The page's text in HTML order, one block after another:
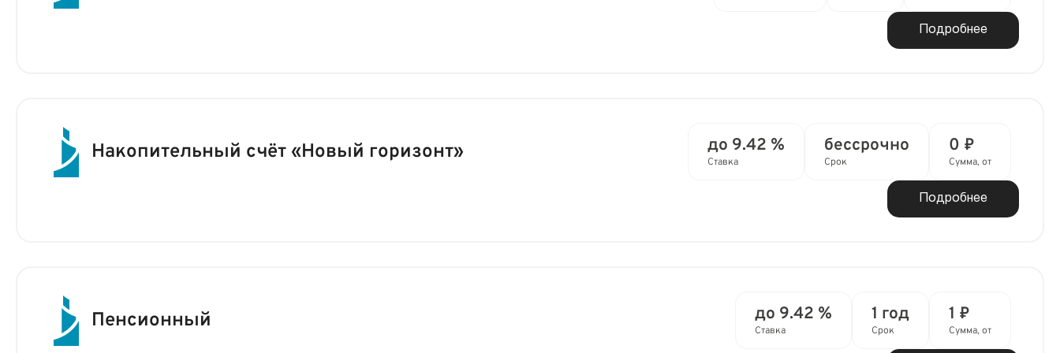
Подробнее
Накопительный счёт «Новый горизонт» до 9.42 %
Ставка
бессрочно
Срок
0 ₽
Сумма, от
Подробнее
Пенсионный до 9.42 %
Ставка
1 год
Срок
1 ₽
Сумма, от